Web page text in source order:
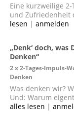
Eine kurzweilige
und Zufriedenheit
lesen | anmelden
„Denk‘ doch,
Denken“
2 x 2-Tages-Impuls-
Denken
Was denken wir?
Und: Warum
alles lesen |